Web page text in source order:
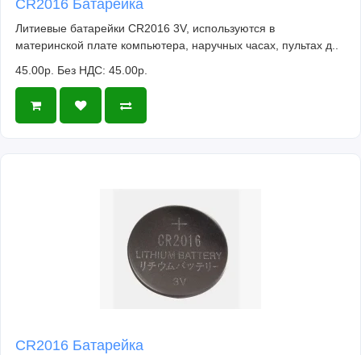
CR2016 Батарейка
Литиевые батарейки CR2016 3V, используются в
материнской плате компьютера, наручных часах, пультах д..
45.00р. Без НДС: 45.00р.
CR2016 Батарейка